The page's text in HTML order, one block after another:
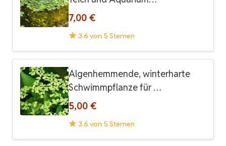
7,00 €
3.6 von 5 Sternen
Algenhemmende, winterharte
Schwimmpflanze für …
5,00 €
3.6 von 5 Sternen